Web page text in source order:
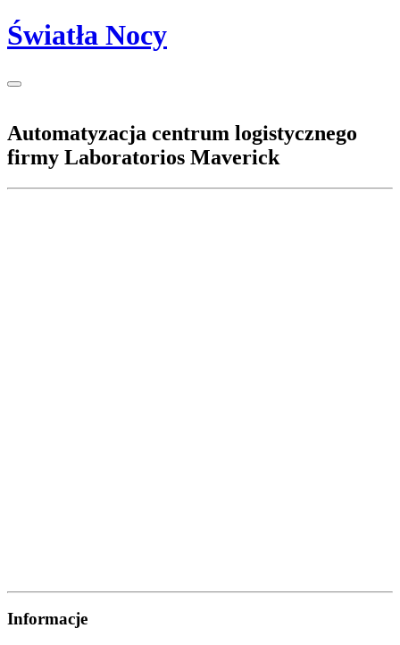
Światła Nocy
Automatyzacja centrum logistycznego
firmy Laboratorios Maverick
Informacje